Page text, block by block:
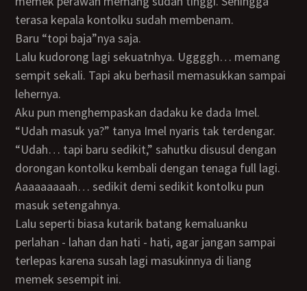
terasa kepala kontolku sudah membenam.
Baru “topi baja”nya saja.
Lalu kudorong lagi sekuatnhya. Uggggh… memang
sempit sekali. Tapi aku berhasil memasukkan sampai
lehernya.
Aku pun menghempaskan dadaku ke dada Imel.
“Udah masuk ya?” tanya Imel nyaris tak terdengar.
“Udah… tapi baru sedikit,” sahutku disusul dengan
dorongan kontolku kembali dengan tenaga full lagi.
Aaaaaaaaah… sedikit demi sedikit kontolku pun
masuk setengahnya.
Lalu seperti biasa kutarik batang kemaluanku
perlahan - lahan dan hati - hati, agar jangan sampai
terlepas karena susah lagi masukinnya di liang
memek sesempit ini.